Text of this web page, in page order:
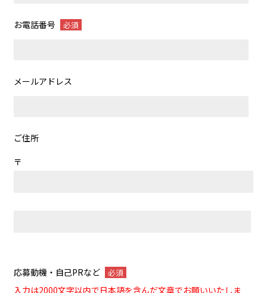
お電話番号 必須
メールアドレス
ご住所
〒
応募動機・自己PRなど 必須
入力は2000文字以内で日本語を含んだ文章でお願いいたしま